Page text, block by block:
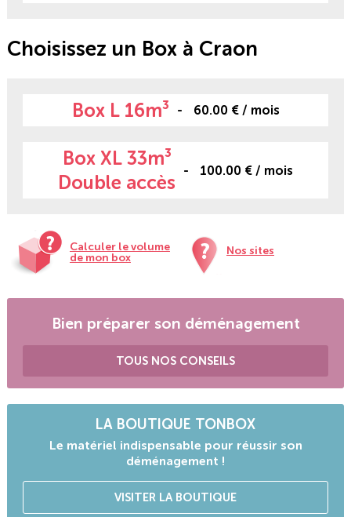
Choisissez un Box à Craon
Box L 16m³ 60.00 € / mois
Box XL 33m³
Double accès
100.00 € / mois
Calculer le volume
de mon box
Nos sites
Bien préparer son déménagement
TOUS NOS CONSEILS
LA BOUTIQUE TONBOX
Le matériel indispensable pour réussir son
déménagement !
VISITER LA BOUTIQUE